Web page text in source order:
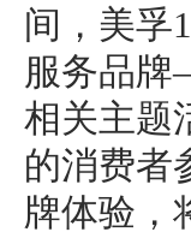
间，美孚
服务品
相关主题
的消费者
牌体验，